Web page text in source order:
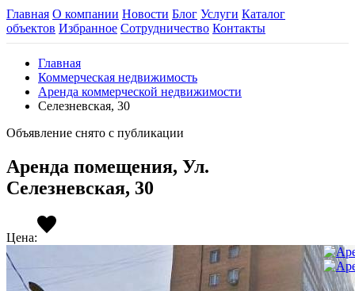
Главная О компании Новости Блог Услуги Каталог
объектов Избранное Сотрудничество Контакты
Главная
Коммерческая недвижимость
Аренда коммерческой недвижимости
Селезневская, 30
Объявление снято с публикации
Аренда помещения, Ул.
Селезневская, 30
Цена: